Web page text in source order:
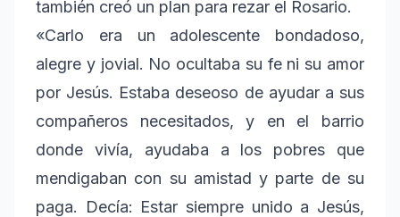
también creó un plan para rezar el Rosario.
«Carlo era un adolescente bondadoso,
alegre y jovial. No ocultaba su fe ni su amor
por Jesús. Estaba deseoso de ayudar a sus
compañeros necesitados, y en el barrio
donde vivía, ayudaba a los pobres que
mendigaban con su amistad y parte de su
paga. Decía: Estar siempre unido a Jesús,